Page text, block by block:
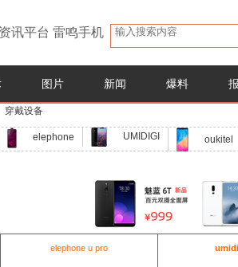
讯平台 雷鸣手机
图片 新闻 爆料
穿戴设备
elephone UMIDIGI oukitel
elephone u pro